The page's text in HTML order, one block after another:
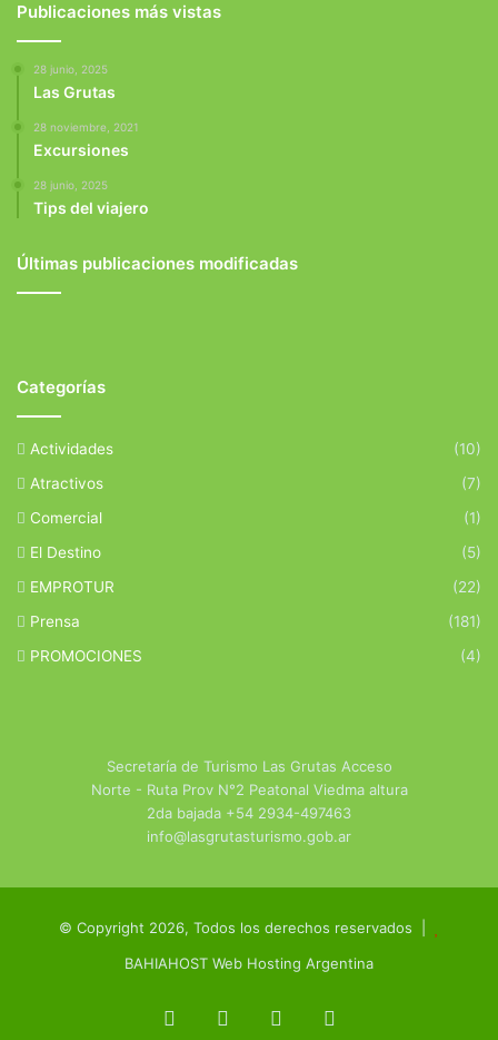
Publicaciones más vistas
28 junio, 2025
Las Grutas
28 noviembre, 2021
Excursiones
28 junio, 2025
Tips del viajero
Últimas publicaciones modificadas
Categorías
Actividades
(10)
Atractivos
(7)
Comercial
(1)
El Destino
(5)
EMPROTUR
(22)
Prensa
(181)
PROMOCIONES
(4)
Secretaría de Turismo Las Grutas Acceso
Norte - Ruta Prov N°2 Peatonal Viedma altura
2da bajada +54 2934-497463
info@lasgrutasturismo.gob.ar
© Copyright 2026, Todos los derechos reservados |
BAHIAHOST Web Hosting Argentina
Facebook YouTube